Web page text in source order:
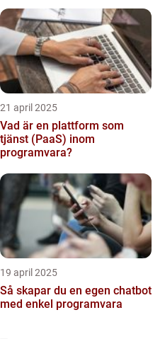
21 april 2025
Vad är en plattform som
tjänst (PaaS) inom
programvara?
19 april 2025
Så skapar du en egen chatbot
med enkel programvara